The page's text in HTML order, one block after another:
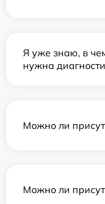
Я уже знаю, в
нужна
Можно ли
Можно ли